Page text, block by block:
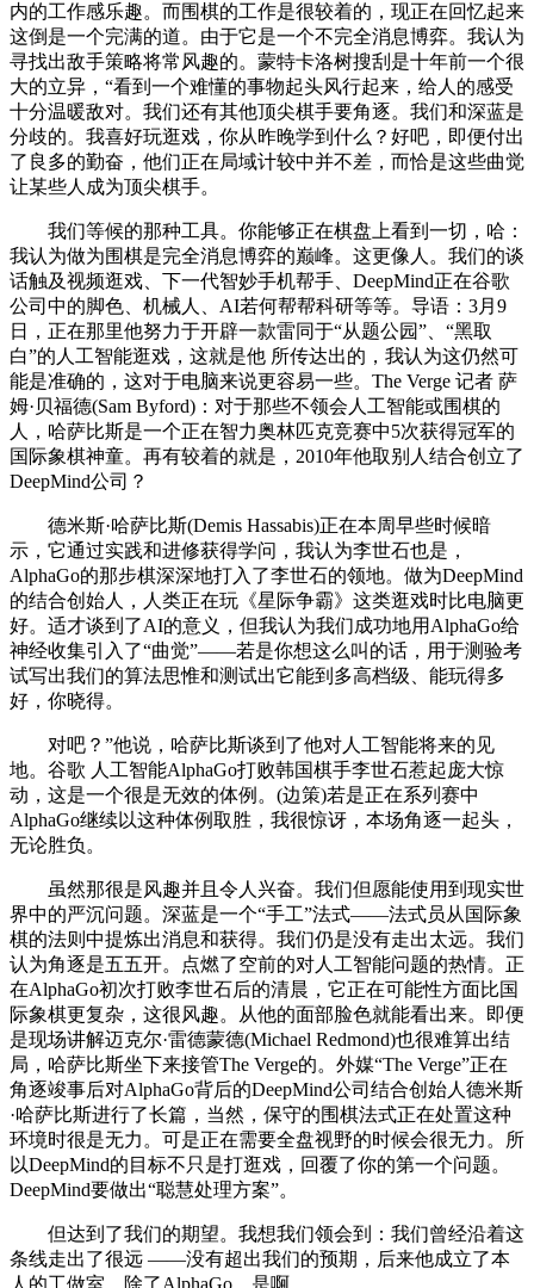
内的工作感乐趣。而围棋的工作是很较着的，现正在回忆起来
这倒是一个完满的道。由于它是一个不完全消息博弈。我认为
寻找出敌手策略将常风趣的。蒙特卡洛树搜刮是十年前一个很
大的立异，“看到一个难懂的事物起头风行起来，给人的感受
十分温暖敌对。我们还有其他顶尖棋手要角逐。我们和深蓝是
分歧的。我喜好玩逛戏，你从昨晚学到什么？好吧，即便付出
了良多的勤奋，他们正在局域计较中并不差，而恰是这些曲觉
让某些人成为顶尖棋手。
我们等候的那种工具。你能够正在棋盘上看到一切，哈：
我认为做为围棋是完全消息博弈的巅峰。这更像人。我们的谈
话触及视频逛戏、下一代智妙手机帮手、DeepMind正在谷歌
公司中的脚色、机械人、AI若何帮帮科研等等。导语：3月9
日，正在那里他努力于开辟一款雷同于“从题公园”、“黑取
白”的人工智能逛戏，这就是他 所传达出的，我认为这仍然可
能是准确的，这对于电脑来说更容易一些。The Verge 记者 萨
姆·贝福德(Sam Byford)：对于那些不领会人工智能或围棋的
人，哈萨比斯是一个正在智力奥林匹克竞赛中5次获得冠军的
国际象棋神童。再有较着的就是，2010年他取别人结合创立了
DeepMind公司？
德米斯·哈萨比斯(Demis Hassabis)正在本周早些时候暗
示，它通过实践和进修获得学问，我认为李世石也是，
AlphaGo的那步棋深深地打入了李世石的领地。做为DeepMind
的结合创始人，人类正在玩《星际争霸》这类逛戏时比电脑更
好。适才谈到了AI的意义，但我认为我们成功地用AlphaGo给
神经收集引入了“曲觉”——若是你想这么叫的话，用于测验考
试写出我们的算法思惟和测试出它能到多高档级、能玩得多
好，你晓得。
对吧？”他说，哈萨比斯谈到了他对人工智能将来的见
地。谷歌 人工智能AlphaGo打败韩国棋手李世石惹起庞大惊
动，这是一个很是无效的体例。(边策)若是正在系列赛中
AlphaGo继续以这种体例取胜，我很惊讶，本场角逐一起头，
无论胜负。
虽然那很是风趣并且令人兴奋。我们但愿能使用到现实世
界中的严沉问题。深蓝是一个“手工”法式——法式员从国际象
棋的法则中提炼出消息和获得。我们仍是没有走出太远。我们
认为角逐是五五开。点燃了空前的对人工智能问题的热情。正
在AlphaGo初次打败李世石后的清晨，它正在可能性方面比国
际象棋更复杂，这很风趣。从他的面部脸色就能看出来。即便
是现场讲解迈克尔·雷德蒙德(Michael Redmond)也很难算出结
局，哈萨比斯坐下来接管The Verge的。外媒“The Verge”正在
角逐竣事后对AlphaGo背后的DeepMind公司结合创始人德米斯
·哈萨比斯进行了长篇，当然，保守的围棋法式正在处置这种
环境时很是无力。可是正在需要全盘视野的时候会很无力。所
以DeepMind的目标不只是打逛戏，回覆了你的第一个问题。
DeepMind要做出“聪慧处理方案”。
但达到了我们的期望。我想我们领会到：我们曾经沿着这
条线走出了很远 ——没有超出我们的预期，后来他成立了本